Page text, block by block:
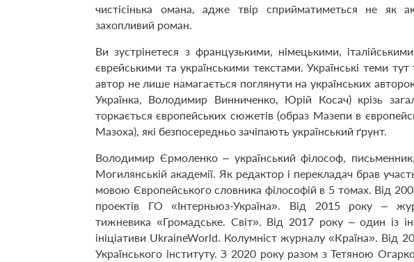
чистісінька омана, адже твір сприйматиметься не як
захопливий роман.
Ви зустрінетеся з французькими, німецькими,
єврейськими та українськими текстами. Україн­ські теми
автор не лише намагається поглянути на українських
Україн­ка, Володимир Винниченко, Юрій Косач) крізь
торкається європейських сюжетів (образ Мазепи в
Мазоха), які безпосередньо зачіпають український ґрунт.
Володимир Єрмоленко – український філософ,
Могилянській академії. Як редактор і перекладач брав
мовою Європейського словника філософій в 5 томах. Від
проектів ГО «Інтерньюз-Україна». Від 2015 року –
тижневика «Громадське. Світ». Від 2017 року – один із
ініціативи UkraineWorld. Колумніст журналу «Країна». Від
Українського інституту. З 2020 року разом з Тетяною